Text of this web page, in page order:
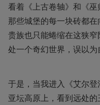
看着《上古卷轴》和《
那些城堡的每一块砖都
贵族也只能蜷缩在这狭
处一个奇幻世界，误以为
于是，当我进入《艾尔
亚坛高原上，看到远处